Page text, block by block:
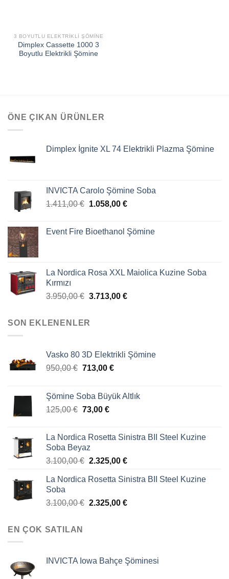
3 BOYUTLU ELEKTRIKLI ŞÖMINE
Dimplex Cassette 1000 3
Boyutlu Elektrikli Şömine
ÖNE ÇIKAN ÜRÜNLER
Dimplex İgnite XL 74 Elektrikli Plazma Şömine
INVICTA Carolo Şömine Soba
1.411,00€ 1.058,00 €
Event Fire Bioethanol Şömine
La Nordica Rosa XXL Maiolica Kuzine Soba
Kırmızı
3.950,00€ 3.713,00 €
SON EKLENENLER
Vasko 80 3D Elektrikli Şömine
950,00€ 713,00 €
Şömine Soba Büyük Altlık
125,00€ 73,00 €
La Nordica Rosetta Sinistra BII Steel Kuzine
Soba Beyaz
3.100,00€ 2.325,00 €
La Nordica Rosetta Sinistra BII Steel Kuzine
Soba
3.100,00€ 2.325,00 €
EN ÇOK SATILAN
INVICTA Iowa Bahçe Şöminesi